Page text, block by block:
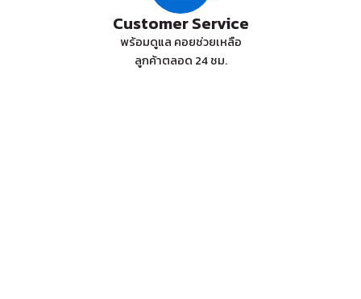
Customer Service
พร้อมดูแล คอยช่วยเหลือ
ลูกค้าตลอด 24 ชม.